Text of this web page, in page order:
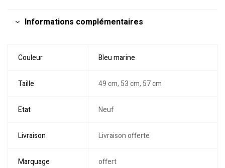
Informations complémentaires
Couleur Bleu marine
Taille 49 cm, 53 cm, 57 cm
Etat Neuf
Livraison Livraison offerte
Marquage offert